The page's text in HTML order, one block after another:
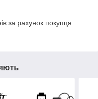
за рахунок покупця